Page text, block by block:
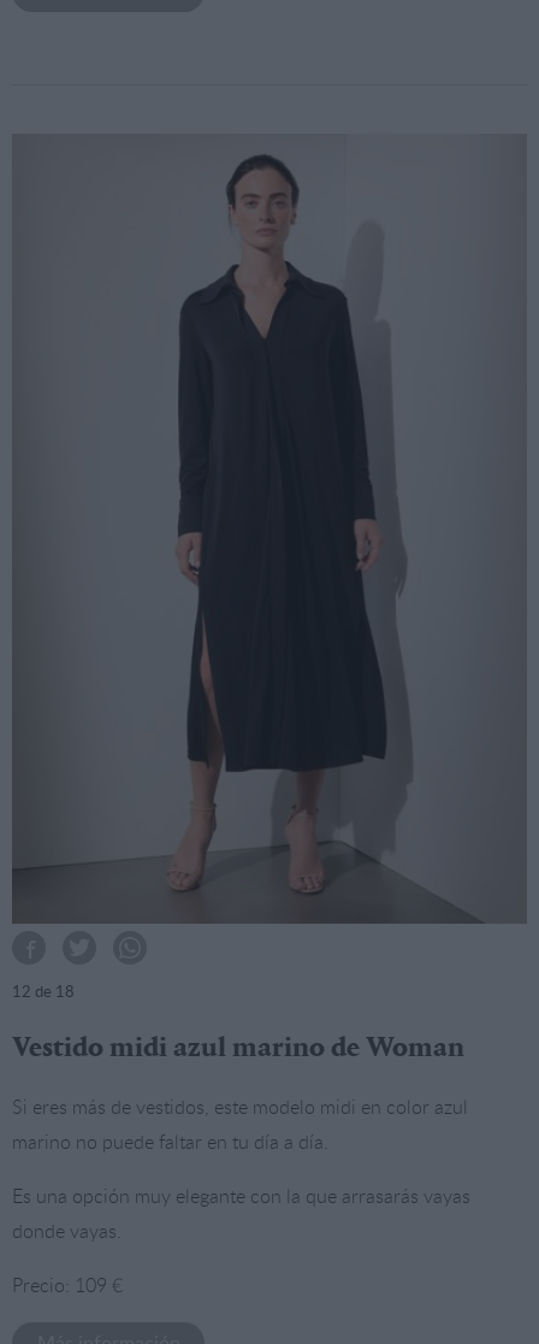
12 de 18
Vestido midi azul marino de Woman
Si eres más de vestidos, este modelo midi en color azul
marino no puede faltar en tu día a día.
Es una opción muy elegante con la que arrasarás vayas
donde vayas.
Precio: 109 €